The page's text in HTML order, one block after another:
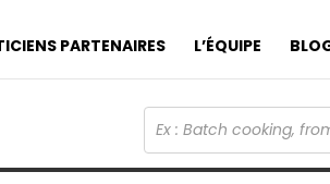
PARTENAIRES L’ÉQUIPE